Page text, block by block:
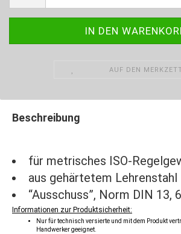
AUF DEN
Beschreibung
für metrisches ISO-
aus gehärtetem Lehrenstahl
“Ausschuss”, Norm DIN 13,
Informationen zur Produktsicherheit:
Nur für technisch versierte und mit dem Produkt
Handwerker geeignet.